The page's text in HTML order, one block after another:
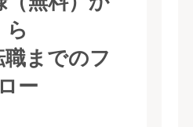
ら
までのフ
ロー